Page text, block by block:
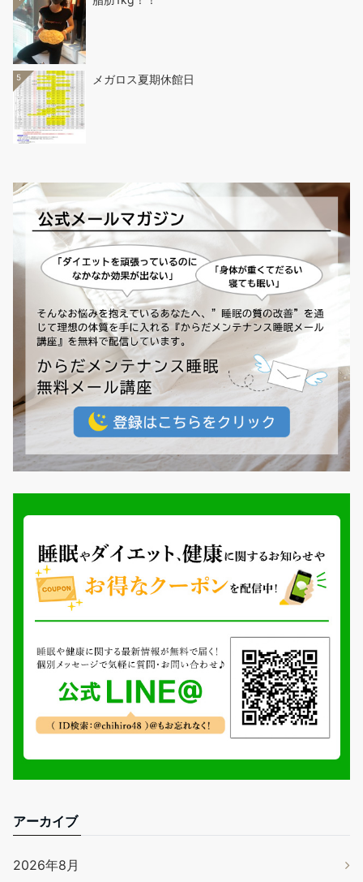
5 メガロス夏期休館日
アーカイブ
2026年8月